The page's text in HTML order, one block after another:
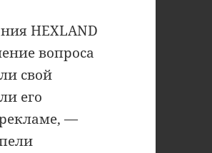
HEXLAND
вопроса
свой
его
—